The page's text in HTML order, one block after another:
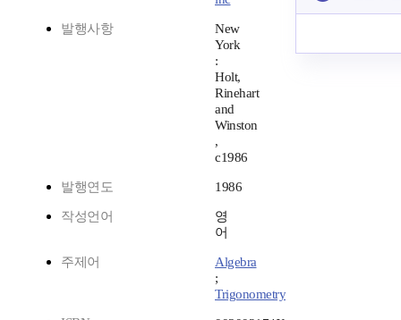
발행사항
New
York
:
Holt,
Rinehart
and
Winston
,
c1986
발행연도 1986
작성언어
영
어
주제어
Algebra
;
Trigonometry